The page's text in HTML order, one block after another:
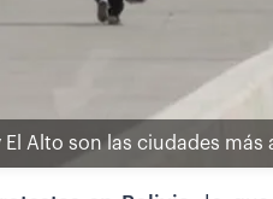
El Alto son las ciudades